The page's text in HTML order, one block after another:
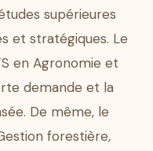
supérieures
et stratégiques. Le
en Agronomie et
demande et la
De même, le
forestière,